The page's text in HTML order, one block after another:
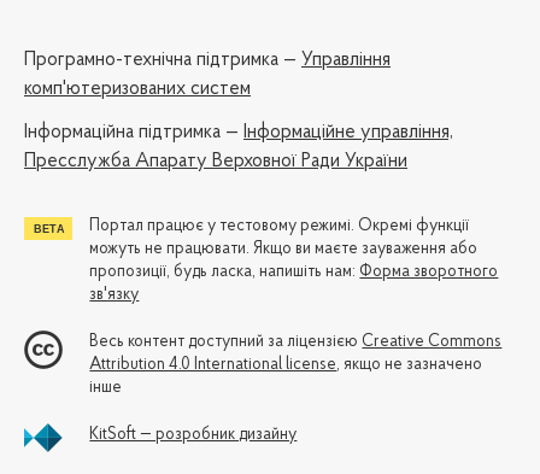
Програмно-технічна підтримка — Управління
комп'ютеризованих систем
Iнформаційна підтримка — Інформаційне управління,
Пресслужба Апарату Верховної Ради України
Портал працює у тестовому режимі. Окремі функції
можуть не працювати. Якщо ви маєте зауваження або
пропозиції, будь ласка, напишіть нам: Форма зворотного
зв'язку
Весь контент доступний за ліцензією Creative Commons
Attribution 4.0 International license, якщо не зазначено
інше
KitSoft — розробник дизайну